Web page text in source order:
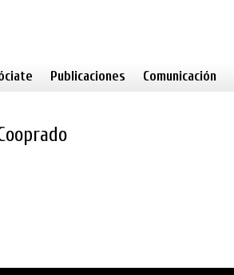
Publicaciones Comunicación